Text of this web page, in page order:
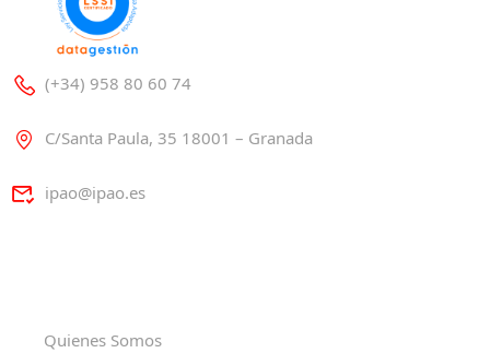
(+34) 958 80 60 74
C/Santa Paula, 35 18001 – Granada
ipao@ipao.es
Quienes Somos